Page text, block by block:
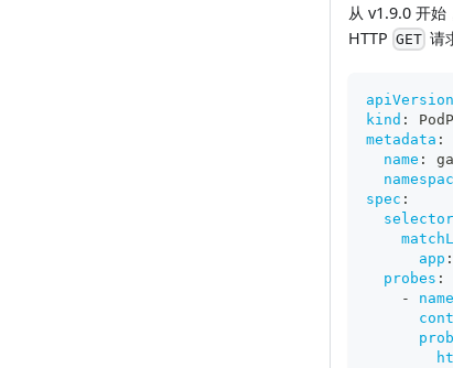
从 v1.9.0 开
HTTP GET 请
apiVersion
kind :
metadata :
name :
spec :
selector
app :
probes :
-
name